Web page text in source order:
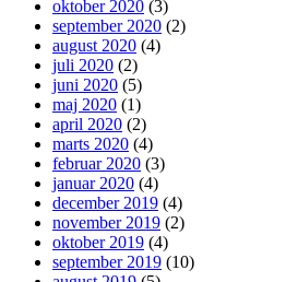
oktober 2020 (3)
september 2020 (2)
august 2020 (4)
juli 2020 (2)
juni 2020 (5)
maj 2020 (1)
april 2020 (2)
marts 2020 (4)
februar 2020 (3)
januar 2020 (4)
december 2019 (4)
november 2019 (2)
oktober 2019 (4)
september 2019 (10)